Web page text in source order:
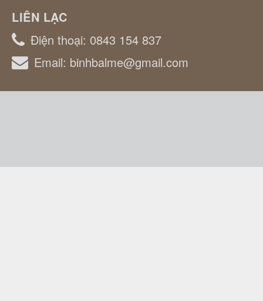
LIÊN LẠC
Điện thoại: 0843 154 837
Email: binhbalme@gmail.com